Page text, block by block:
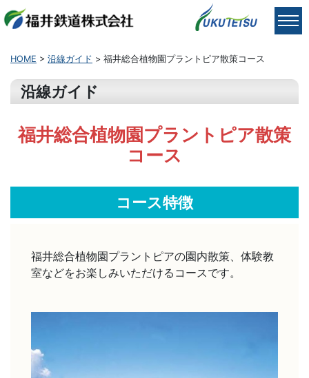
HOME > 沿線ガイド > 福井総合植物園プラントピア散策コース
沿線ガイド
福井総合植物園プラントピア散策
コース
コース特徴
福井総合植物園プラントピアの園内散策、体験教
室などをお楽しみいただけるコースです。